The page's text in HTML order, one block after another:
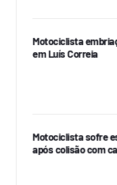
Motociclista
em Luís Correia
Motociclista sofre
após colisão com